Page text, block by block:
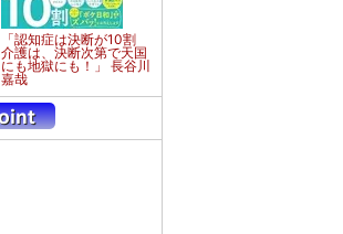
「認知症は決断が10割
介護は、決断次第で天国
にも地獄にも！」 長谷川
嘉哉